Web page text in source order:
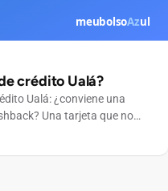
crédito Ualá?
Ualá: ¿conviene una
Una tarjeta que no
desde el celular y